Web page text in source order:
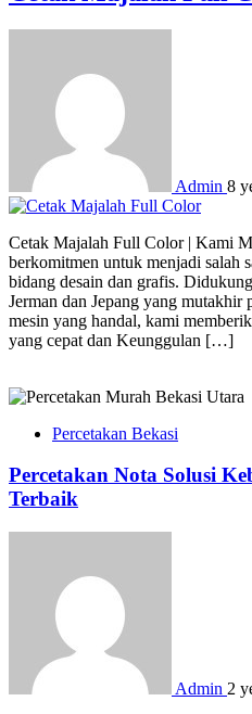
Admin 8
Cetak Majalah Full Color | Kami
berkomitmen untuk menjadi salah
bidang desain dan grafis.
Jerman dan Jepang yang mutakhir
mesin yang handal, kami
yang cepat dan Keunggulan […]
Percetakan Bekasi
Percetakan Nota Solusi
Terbaik
Admin 2